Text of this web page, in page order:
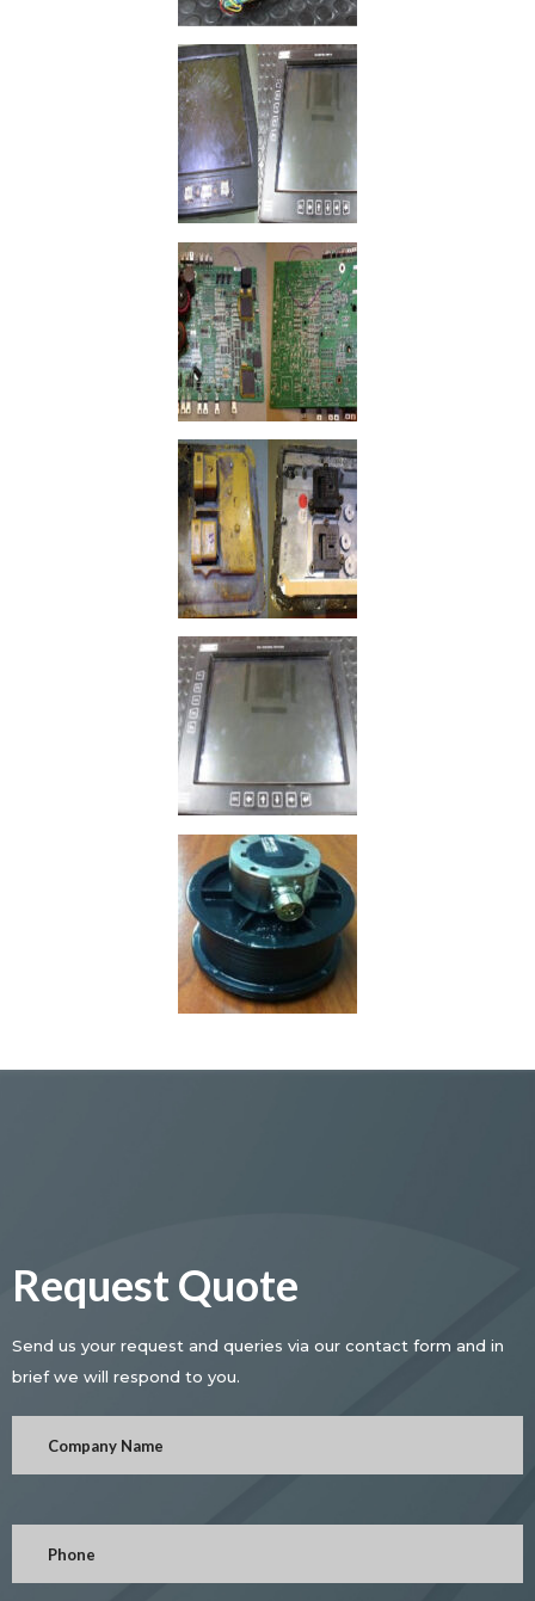
Request Quote
Send us your request and queries via our contact form and in
brief we will respond to you.